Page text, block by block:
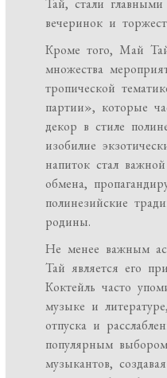
Тай, стали
вечеринок и
Кроме того, Май
множества
тропической
партии», которые
декор в стиле
изобилие
напиток стал
обмена,
полинезийские
родины.
Не менее важным
Тай является его
Коктейль часто
музыке и
отпуска и
популярным
музыкантов,